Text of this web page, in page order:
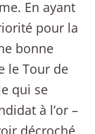
En ayant
pour la
bonne
le Tour de
qui se
à l’or –
décroché